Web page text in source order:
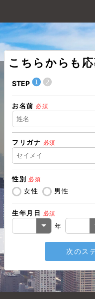
こちらからも応
STEP ❶❷
お名前 必須
フリガナ 必須
性別 必須
女性 男性
生年月日 必須
年
次のス